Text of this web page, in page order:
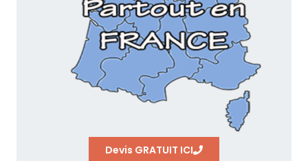
Devis GRATUIT ICI